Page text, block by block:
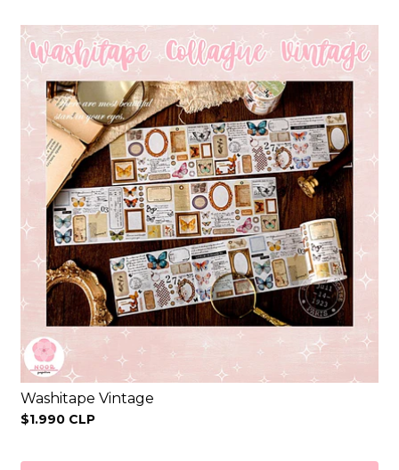
Washitape Vintage
$1.990 CLP